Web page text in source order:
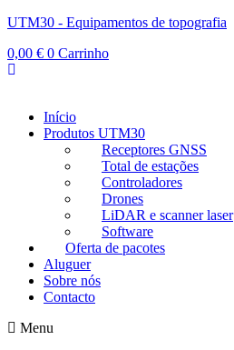
UTM30 - Equipamentos de topografia
0,00 € 0 Carrinho
Início
Produtos UTM30
Receptores GNSS
Total de estações
Controladores
Drones
LiDAR e scanner laser
Software
Oferta de pacotes
Aluguer
Sobre nós
Contacto
Menu